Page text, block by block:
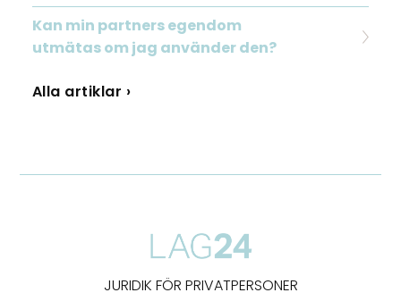
Kan min partners egendom
utmätas om jag använder den?
Alla artiklar ›
JURIDIK FÖR PRIVATPERSONER